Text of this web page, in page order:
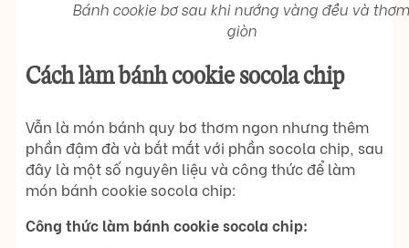
Bánh cookie bơ sau khi nướng vàng đều và thơm
giòn
Cách làm bánh cookie socola chip
Vẫn là món bánh quy bơ thơm ngon nhưng thêm
phần đậm đà và bắt mắt với phần socola chip, sau
đây là một số nguyên liệu và công thức để làm
món bánh cookie socola chip:
Công thức làm bánh cookie socola chip: